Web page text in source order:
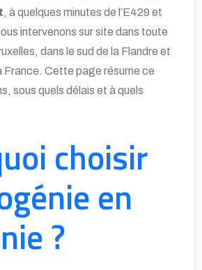
, à quelques minutes de l’E429 et
intervenons sur site dans toute
dans le sud de la Flandre et
France. Cette page résume ce
sous quels délais et à quels
choisir
en
?